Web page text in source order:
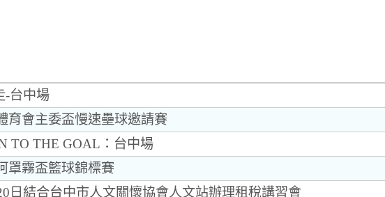
-台中場
育會主委盃慢速壘球邀請賽
TO THE GOAL：台中場
罩霧盃籃球錦標賽
日結合台中市人文關懷協會人文站辦理租稅講習會